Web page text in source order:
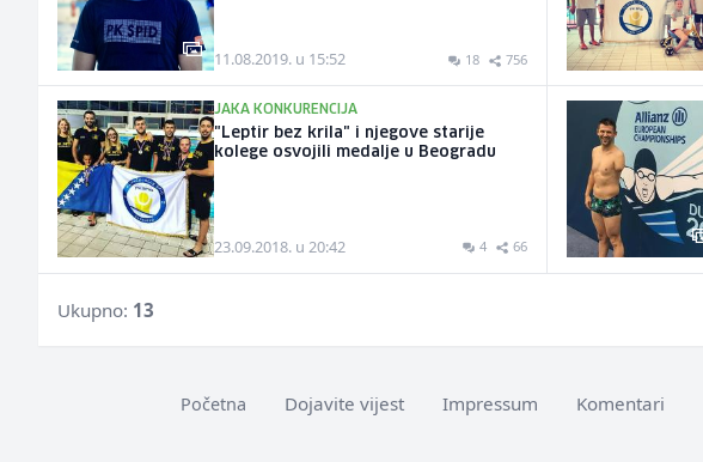
11.08.2019. u 15:52 18 756
JAKA KONKURENCIJA
"Leptir bez krila" i njegove starije
kolege osvojili medalje u Beogradu
23.09.2018. u 20:42 4 66
Ukupno: 13
Početna Dojavite vijest Impressum Komentari